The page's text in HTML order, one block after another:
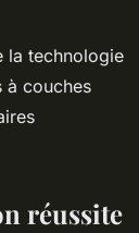
la technologie
à couches
réussite